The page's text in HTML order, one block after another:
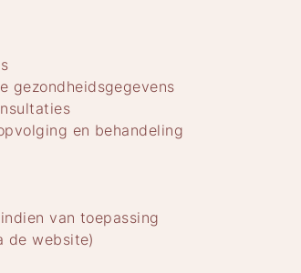
gezondheidsgegevens
en behandeling
van toepassing
de website)